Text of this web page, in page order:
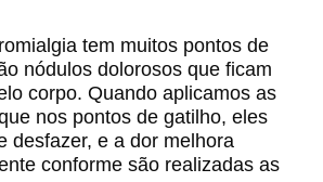
tem muitos pontos de
nódulos dolorosos que ficam
corpo. Quando aplicamos as
nos pontos de gatilho, eles
desfazer, e a dor melhora
conforme são realizadas as